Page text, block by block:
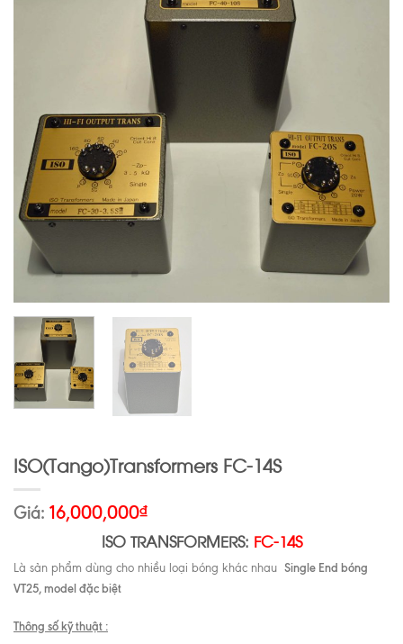
ISO(Tango)Transformers FC-14S
Giá: 16,000,000₫
ISO TRANSFORMERS: FC-14S
Là sản phẩm dùng cho nhiều loại bóng khác nhau Single End bóng
VT25, model đặc biệt
Thông số kỹ thuật :